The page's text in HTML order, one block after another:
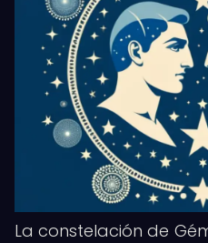
La constelación de